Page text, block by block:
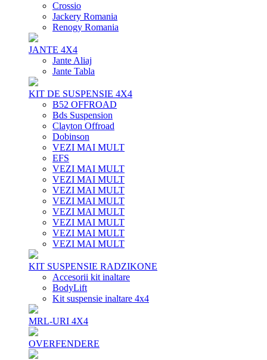
Crossio
Jackery Romania
Renogy Romania
JANTE 4X4
Jante Aliaj
Jante Tabla
KIT DE SUSPENSIE 4X4
B52 OFFROAD
Bds Suspension
Clayton Offroad
Dobinson
VEZI MAI MULT
EFS
VEZI MAI MULT
VEZI MAI MULT
VEZI MAI MULT
VEZI MAI MULT
VEZI MAI MULT
VEZI MAI MULT
VEZI MAI MULT
VEZI MAI MULT
KIT SUSPENSIE RADZIKONE
Accesorii kit inaltare
BodyLift
Kit suspensie inaltare 4x4
MRL-URI 4X4
OVERFENDERE